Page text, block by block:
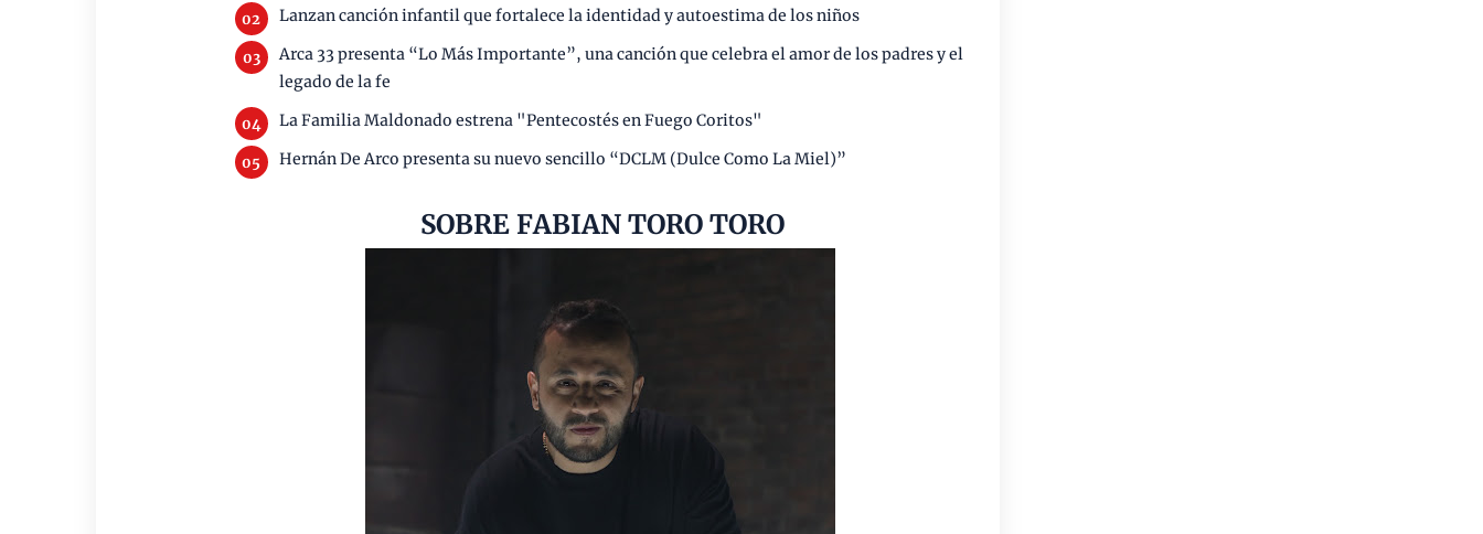
Lanzan canción infantil que fortalece la identidad y autoestima de los niños
Arca 33 presenta “Lo Más Importante”, una canción que celebra el amor de los padres y el
legado de la fe
La Familia Maldonado estrena "Pentecostés en Fuego Coritos"
Hernán De Arco presenta su nuevo sencillo “DCLM (Dulce Como La Miel)”
SOBRE FABIAN TORO TORO